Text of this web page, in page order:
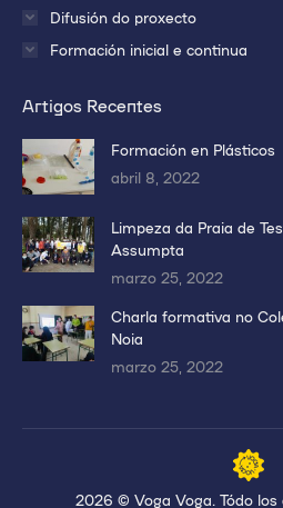
Difusión do proxecto
Formación inicial e continua
Artigos Recentes
Formación en Plásticos
abril 8, 2022
Limpeza da Praia de
Assumpta
marzo 25, 2022
Charla formativa no
Noia
marzo 25, 2022
2026 © Voga Voga. Tódo